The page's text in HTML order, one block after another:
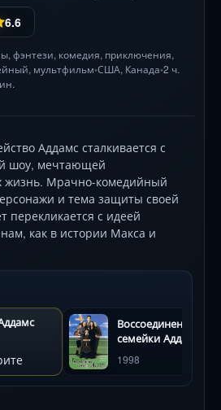
6.6
, фэнтези, комедия, приключения,
, мультфильм•США, Канада•2 ч.
Аддамс сталкивается с
шоу, мечтающей
жизнь. Мрачно-комедийный
и тема защиты своей
перекликается с идеей
как в истории Макса и
Воссоединение
семейки Аддамс
1998